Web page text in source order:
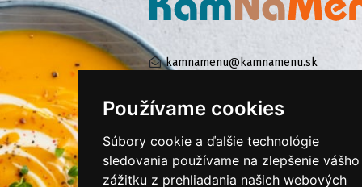
Používame cookies
Súbory cookie a ďalšie technológie
sledovania používame na zlepšenie vášho
zážitku z prehliadania našich webových
kamnamenu@kamnamenu.sk
KONTAKTUJTE NÁS